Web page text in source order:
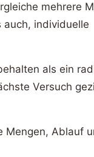
mehrere
auch, individuelle
als ein
Versuch
Mengen, Ablauf